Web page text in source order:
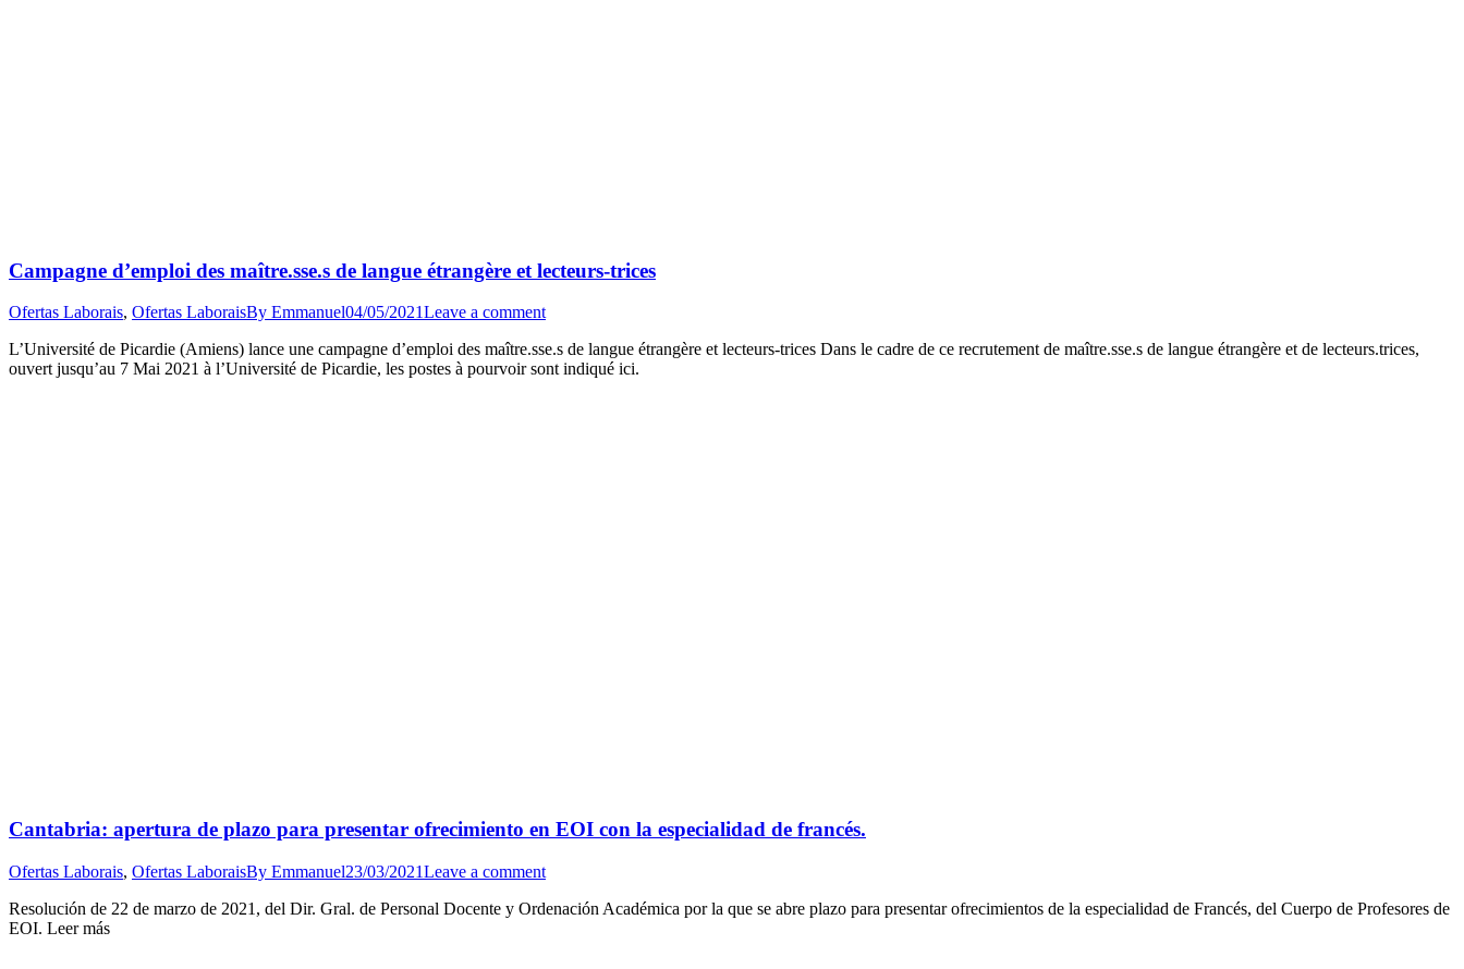
Campagne d’emploi des maître.sse.s de langue étrangère et lecteurs-trices
Ofertas Laborais, Ofertas LaboraisBy Emmanuel04/05/2021Leave a comment
L’Université de Picardie (Amiens) lance une campagne d’emploi des maître.sse.s de langue étrangère et lecteurs-trices Dans le cadre de ce recrutement de maître.sse.s de langue étrangère et de lecteurs.trices,
ouvert jusqu’au 7 Mai 2021 à l’Université de Picardie, les postes à pourvoir sont indiqué ici.
Cantabria: apertura de plazo para presentar ofrecimiento en EOI con la especialidad de francés.
Ofertas Laborais, Ofertas LaboraisBy Emmanuel23/03/2021Leave a comment
Resolución de 22 de marzo de 2021, del Dir. Gral. de Personal Docente y Ordenación Académica por la que se abre plazo para presentar ofrecimientos de la especialidad de Francés, del Cuerpo de Profesores de
EOI. Leer más